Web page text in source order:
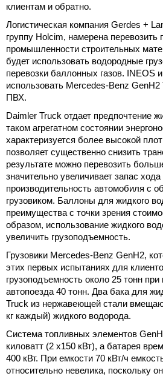
клиентам и обратно.
Логистическая компания Gerdes +
группу Holcim, намерена
промышленности строительных
будет использовать водородные
перевозки баллонных газов. INEOS
использовать Mercedes-Benz
ПВХ.
Daimler Truck отдает предпочтение
таком агрегатном состоянии
характеризуется более высокой
позволяет существенно снизить
результате можно перевозить
значительно увеличивает запас
производительность автомобиля с
грузовиком. Баллоны для жидкого
преимущества с точки зрения
образом, использование жидкого
увеличить грузоподъемность.
Грузовики Mercedes-Benz GenH2,
этих первых испытаниях для
грузоподъемность около 25 тонн
автопоезда 40 тонн. Два бака для
Truck из нержавеющей стали
кг каждый) жидкого водорода.
Система топливных элементов
киловатт (2 x150 кВт), а батарея
400 кВт. При емкости 70 кВт/ч
относительно невелика, поскольку